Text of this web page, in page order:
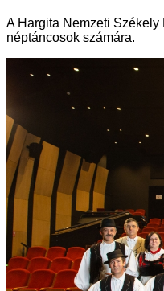
A Hargita Nemzeti
néptáncosok számára.